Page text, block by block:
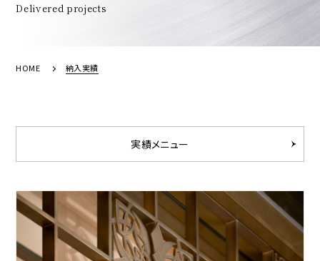
Delivered projects
HOME 納入実績
実績メニュー